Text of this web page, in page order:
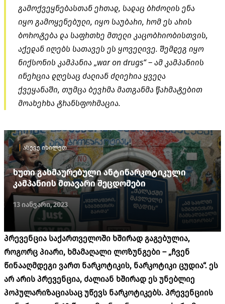
გამოქვეყნებასთან ერთად, სადაც ბრძოლის ენა
იყო გამოყენებული, იყო საუბარი, რომ ეს არის
ბოროტება და საფრთხე მთელი კაცობრიობისთვის,
აქედან იღებს სათავეს ეს ყოველივე. შემდეგ იყო
ნიქსონის კამპანია „war on drugs“ – ამ კამპანიის
ინერცია დღესაც ძალიან ძლიერია ყველა
ქვეყანაში, თუმცა ბევრმა მათგანმა წარმატებით
მოახერხა ტრანსფორმაცია.
ასევე იხილეთ
ხუთი გახმაურებული ანტინარკოტიკული
კამპანიის მთავარი შეცდომები
13 იანვარი, 2023
პრევენცია საქართველოში ხშირად გაგებულია,
როგორც პიარი, ხმამაღალი ლოზუნგები – „ჩვენ
წინააღმდეგი ვართ ნარკოტიკის, ნარკოტიკი ცუდია“. ეს
არ არის პრევენცია, ძალიან ხშირად ეს უნებლიე
პოპულარიზაციასაც უწევს ნარკოტიკებს. პრევენციის